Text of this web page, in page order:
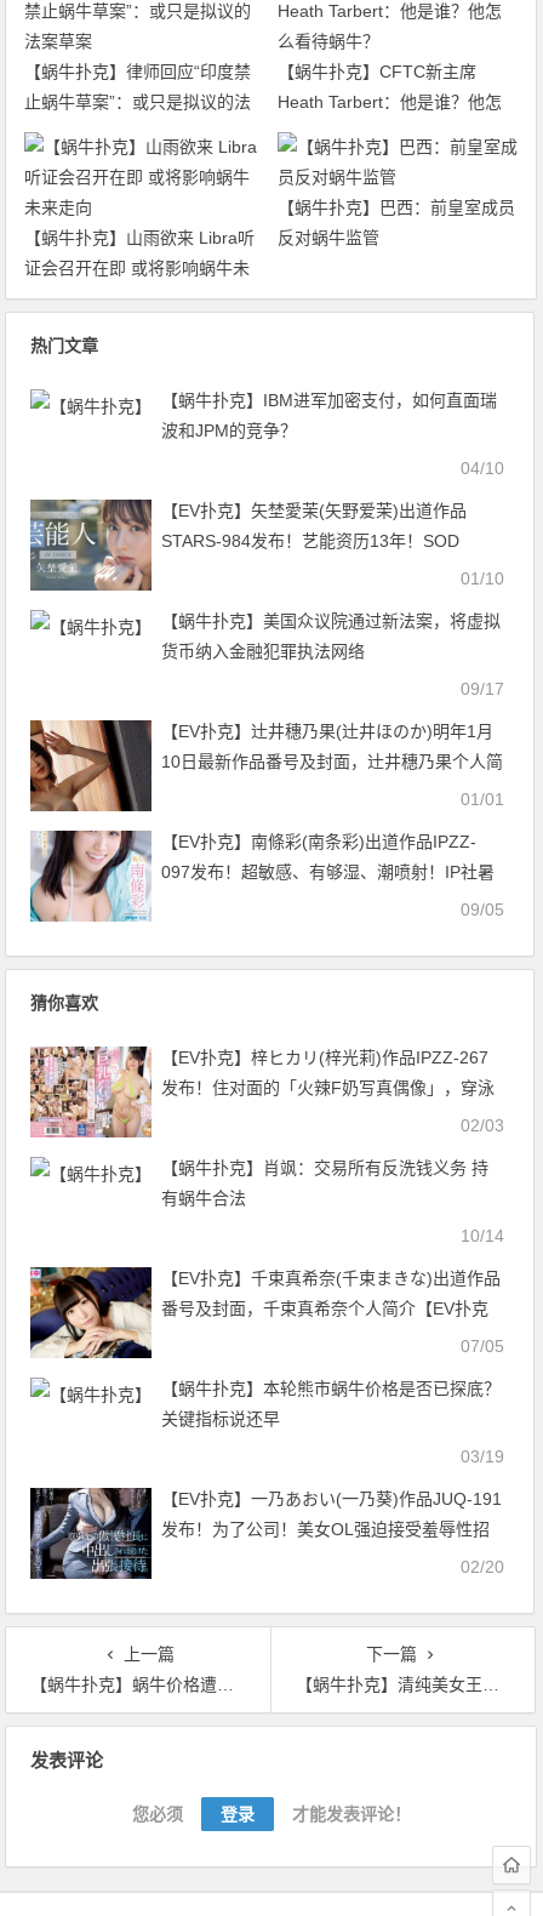
【蜗牛扑克】律师回应“印度禁
止蜗牛草案”：或只是拟议的法
案草案
【蜗牛扑克】CFTC新主席
Heath Tarbert：他是谁？他怎
么看待蜗牛？
【蜗牛扑克】山雨欲来 Libra听
证会召开在即 或将影响蜗牛未
来走向
【蜗牛扑克】巴西：前皇室成员
反对蜗牛监管
热门文章
【蜗牛扑克】IBM进军加密支付，如何直面瑞
波和JPM的竞争？
04/10
【EV扑克】矢埜愛茉(矢野爱茉)出道作品
STARS-984发布！艺能资历13年！SOD
STAR最强兵器！曾是电视台看板娘的她、AV
01/10
【蜗牛扑克】美国众议院通过新法案，将虚拟
货币纳入金融犯罪执法网络
09/17
【EV扑克】辻井穗乃果(辻井ほのか)明年1月
10日最新作品番号及封面，辻井穗乃果个人简
01/01
【EV扑克】南條彩(南条彩)出道作品IPZZ-
097发布！超敏感、有够湿、潮喷射！IP社暑
09/05
猜你喜欢
【EV扑克】梓ヒカリ(梓光莉)作品IPZZ-267
发布！住对面的「火辣F奶写真偶像」，穿泳
02/03
【蜗牛扑克】肖飒：交易所有反洗钱义务 持
有蜗牛合法
10/14
【EV扑克】千束真希奈(千束まきな)出道作品
番号及封面，千束真希奈个人简介【EV扑克
07/05
【蜗牛扑克】本轮熊市蜗牛价格是否已探底？
关键指标说还早
03/19
【EV扑克】一乃あおい(一乃葵)作品JUQ-191
发布！为了公司！美女OL强迫接受羞辱性招
02/20
上一篇
【蜗牛扑克】蜗牛价格遭遇滑铁卢，24小时最高跌幅超20%
下一篇
【蜗牛扑克】清纯美女王安琪 比基尼释放性感完美身材
发表评论
您必须 登录 才能发表评论！